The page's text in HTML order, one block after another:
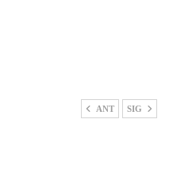
ANT SIG